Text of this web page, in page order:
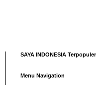
SAYA INDONESIA Terpopuler
Menu Navigation